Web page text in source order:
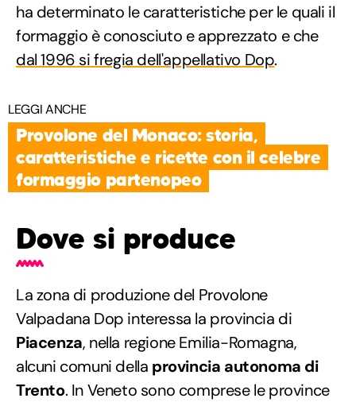
ha determinato le caratteristiche per le quali il
formaggio è conosciuto e apprezzato e che
dal 1996 si fregia dell'appellativo Dop.
LEGGI ANCHE
Provolone del Monaco: storia,
caratteristiche e ricette con il celebre
formaggio partenopeo
Dove si produce
La zona di produzione del Provolone
Valpadana Dop interessa la provincia di
Piacenza, nella regione Emilia-Romagna,
alcuni comuni della provincia autonoma di
Trento. In Veneto sono comprese le province